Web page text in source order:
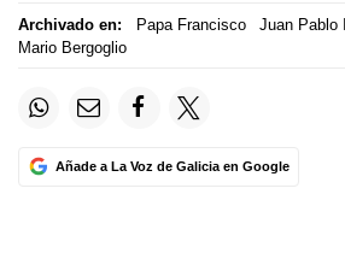
Archivado en: Papa Francisco Juan Pablo II
Mario Bergoglio
Añade a La Voz de Galicia en Google